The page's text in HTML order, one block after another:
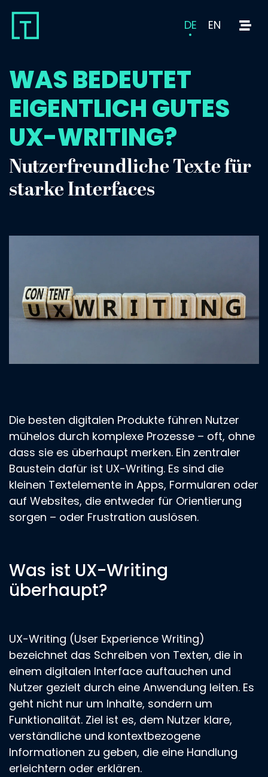
DE EN
WAS BEDEUTET
EIGENTLICH GUTES
UX-WRITING?
Nutzerfreundliche Texte für
starke Interfaces
Die besten digitalen Produkte führen Nutzer
mühelos durch komplexe Prozesse – oft, ohne
dass sie es überhaupt merken. Ein zentraler
Baustein dafür ist UX-Writing. Es sind die
kleinen Textelemente in Apps, Formularen oder
auf Websites, die entweder für Orientierung
sorgen – oder Frustration auslösen.
Was ist UX-Writing
überhaupt?
UX-Writing (User Experience Writing)
bezeichnet das Schreiben von Texten, die in
einem digitalen Interface auftauchen und
Nutzer gezielt durch eine Anwendung leiten. Es
geht nicht nur um Inhalte, sondern um
Funktionalität. Ziel ist es, dem Nutzer klare,
verständliche und kontextbezogene
Informationen zu geben, die eine Handlung
erleichtern oder erklären.